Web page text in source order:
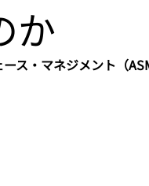
か
ス・マネジメント（